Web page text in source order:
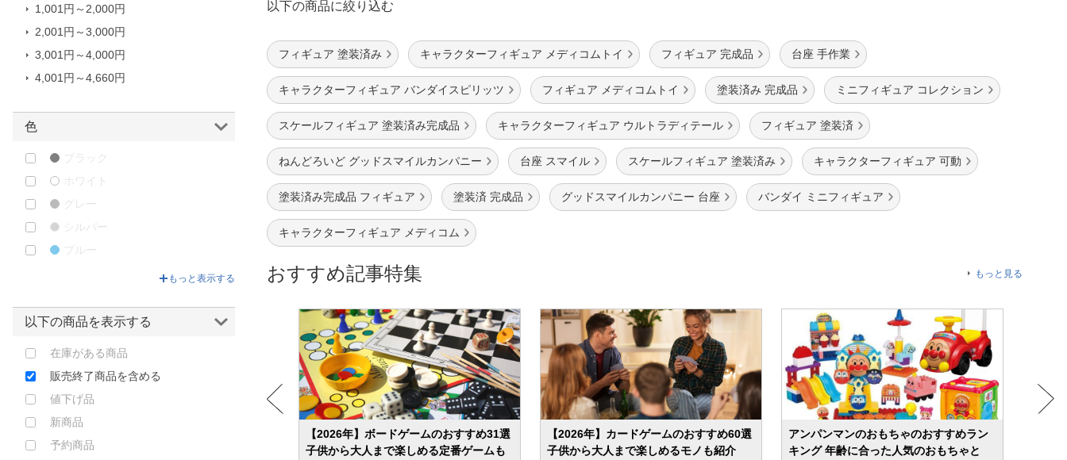
以下の商品に絞り込む
フィギュア 塗装済み キャラクターフィギュア メディコムトイ フィギュア 完成品 台座 手作業
キャラクターフィギュア バンダイスピリッツ フィギュア メディコムトイ 塗装済み 完成品 ミニフィギュア コレクション
スケールフィギュア 塗装済み完成品 キャラクターフィギュア ウルトラディテール フィギュア 塗装済
ねんどろいど グッドスマイルカンパニー 台座 スマイル スケールフィギュア 塗装済み キャラクターフィギュア 可動
塗装済み完成品 フィギュア 塗装済 完成品 グッドスマイルカンパニー 台座 バンダイ ミニフィギュア
キャラクターフィギュア メディコム
おすすめ記事特集 もっと見る
方や人気商品を紹介！
【2026年】ボードゲームのおすすめ31選
子供から大人まで楽しめる定番ゲームも
【2026年】カードゲームのおすすめ60選
子供から大人まで楽しめるモノも紹介
アンパンマンのおもちゃのおすすめラン
キング 年齢に合った人気のおもちゃと
QSIX｜キューシックス
RIBOSE｜リーボス
SNAIL SHELL｜蝸之殻 スネイルシ
ェル
threeA｜スリーエー
THREEZERO｜スリーゼロ
TOP TOY｜トップトイ
アクアマリン｜AQUAMARINE
アゾンインターナショナル｜
アルカディア｜ARCADIA
アルファマックス｜alphamax
アートストーム｜ART STORM
ウイング｜WING
ウェーブ｜WAVE
エイプラス｜APLUS
1,001円～2,000円
2,001円～3,000円
3,001円～4,000円
4,001円～4,660円
色
ブラック
ホワイト
グレー
シルバー
ブルー
イエロー
もっと表示する
以下の商品を表示する
在庫がある商品
販売終了商品を含める
値下げ品
新商品
予約商品